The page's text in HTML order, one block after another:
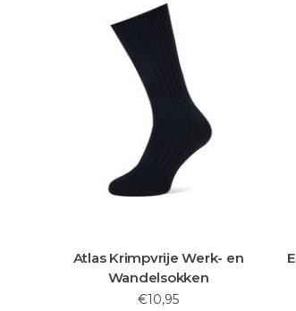
Extra Warme Thermo Sokken
€11,95